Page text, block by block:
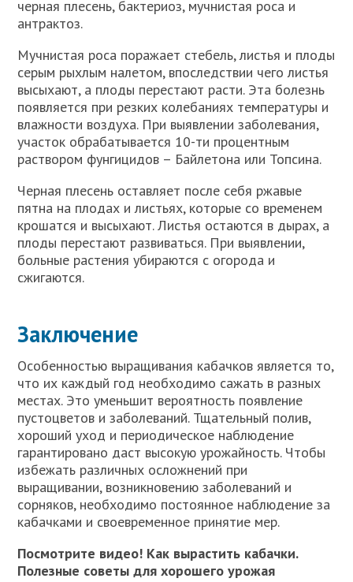
черная плесень, бактериоз, мучнистая роса и
антрактоз.
Мучнистая роса поражает стебель, листья и плоды
серым рыхлым налетом, впоследствии чего листья
высыхают, а плоды перестают расти. Эта болезнь
появляется при резких колебаниях температуры и
влажности воздуха. При выявлении заболевания,
участок обрабатывается 10-ти процентным
раствором фунгицидов – Байлетона или Топсина.
Черная плесень оставляет после себя ржавые
пятна на плодах и листьях, которые со временем
крошатся и высыхают. Листья остаются в дырах, а
плоды перестают развиваться. При выявлении,
больные растения убираются с огорода и
сжигаются.
Заключение
Особенностью выращивания кабачков является то,
что их каждый год необходимо сажать в разных
местах. Это уменьшит вероятность появление
пустоцветов и заболеваний. Тщательный полив,
хороший уход и периодическое наблюдение
гарантировано даст высокую урожайность. Чтобы
избежать различных осложнений при
выращивании, возникновению заболеваний и
сорняков, необходимо постоянное наблюдение за
кабачками и своевременное принятие мер.
Посмотрите видео! Как вырастить кабачки.
Полезные советы для хорошего урожая